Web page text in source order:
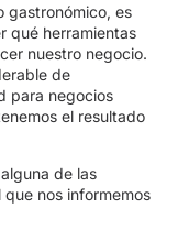
gastronómico, es
qué herramientas
nuestro negocio.
de
para negocios
el resultado
de las
nos informemos